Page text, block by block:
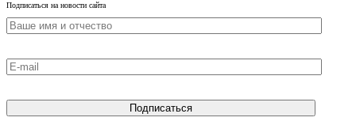
Подписаться на новости сайта